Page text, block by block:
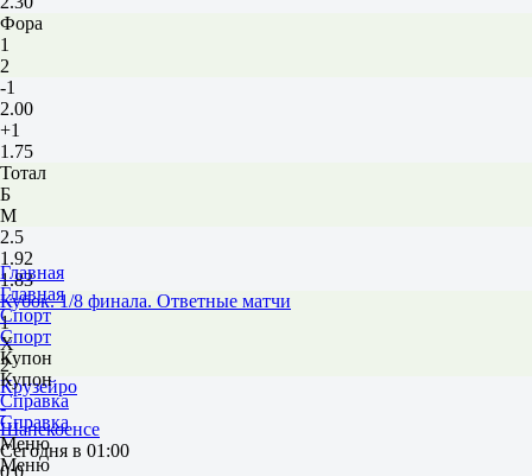
Фора
1
2
-1
2.00
+1
1.75
Тотал
Б
М
2.5
1.92
1.83
Кубок. 1/8 финала. Ответные матчи
1
Х
2
Крузейро
-
Шапекоенсе
Сегодня в 01:00
0:0
Главная
Главная
Спорт
Спорт
Купон
Купон
Справка
Справка
Меню
Меню